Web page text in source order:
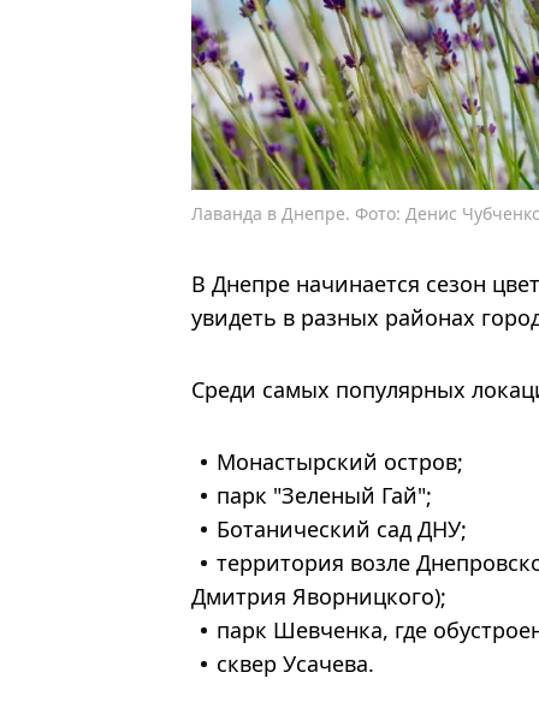
Лаванда в Днепре. Фото: Денис
В Днепре начинается сезон
увидеть в разных районах
Среди самых популярных
Монастырский остров;
парк "Зеленый Гай";
Ботанический сад ДНУ;
территория возле
Дмитрия Яворницкого);
парк Шевченка, где
сквер Усачева.